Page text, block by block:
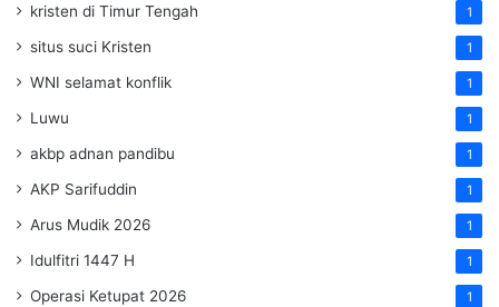
kristen di Timur Tengah 1
situs suci Kristen 1
WNI selamat konflik 1
Luwu 1
akbp adnan pandibu 1
AKP Sarifuddin 1
Arus Mudik 2026 1
Idulfitri 1447 H 1
Operasi Ketupat 2026 1